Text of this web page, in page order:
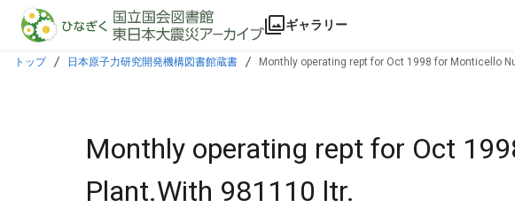
本文に飛ぶ
ギャラリー
トップ 日本原子力研究開発機構図書館蔵書 Monthly operating rept for Oct 1998 for Monticello
Monthly operating rept for Oct
Plant.With 981110 ltr.